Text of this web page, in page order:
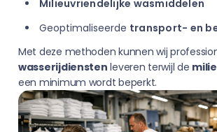
Milieuvriendelijke wasmiddelen
Geoptimaliseerde transport- en
Met deze methoden kunnen wij
wasserijdiensten leveren terwijl de
een minimum wordt beperkt.